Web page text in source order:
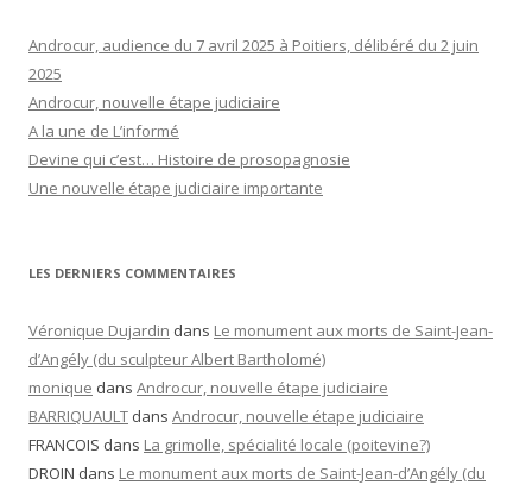
Androcur, audience du 7 avril 2025 à Poitiers, délibéré du 2 juin
2025
Androcur, nouvelle étape judiciaire
A la une de L’informé
Devine qui c’est… Histoire de prosopagnosie
Une nouvelle étape judiciaire importante
LES DERNIERS COMMENTAIRES
Véronique Dujardin dans Le monument aux morts de Saint-Jean-
d’Angély (du sculpteur Albert Bartholomé)
monique dans Androcur, nouvelle étape judiciaire
BARRIQUAULT dans Androcur, nouvelle étape judiciaire
FRANCOIS dans La grimolle, spécialité locale (poitevine?)
DROIN dans Le monument aux morts de Saint-Jean-d’Angély (du